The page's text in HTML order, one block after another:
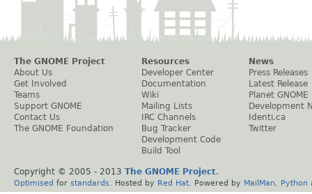
The GNOME Project
About Us
Get Involved
Teams
Support GNOME
Contact Us
The GNOME Foundation
Resources
Developer Center
Documentation
Wiki
Mailing Lists
IRC Channels
Bug Tracker
Development Code
Build Tool
News
Press Releases
Latest Release
Planet GNOME
Development
Identi.ca
Twitter
Copyright © 2005 - 2013 The GNOME Project.
Optimised for standards . Hosted by Red Hat . Powered by MailMan Python